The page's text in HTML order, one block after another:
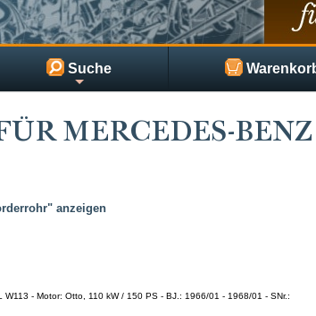
Suche
MERCEDES-
anzeigen
- Motor: Otto, 110 kW / 150 PS - BJ.: 1966/01 - 1968/01 - SNr.: